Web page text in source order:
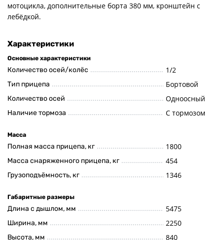
мотоцикла, дополнительные борта 380 мм, кронштейн с
лебёдкой.
Характеристики
Основные характеристики
Количество осей/колёс 1/2
Тип прицепа Бортовой
Количество осей Одноосный
Наличие тормоза С тормозом
Масса
Полная масса прицепа, кг 1800
Масса снаряженного прицепа, кг 454
Грузоподъёмность, кг 1346
Габаритные размеры
Длина с дышлом, мм 5475
Ширина, мм 2250
Высота, мм 840